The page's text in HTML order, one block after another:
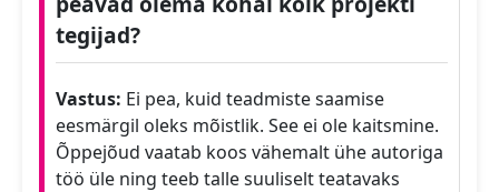
tegijad?
Vastus: Ei pea, kuid teadmiste saamise
eesmärgil oleks mõistlik. See ei ole kaitsmine.
Õppejõud vaatab koos vähemalt ühe autoriga
töö üle ning teeb talle suuliselt teatavaks